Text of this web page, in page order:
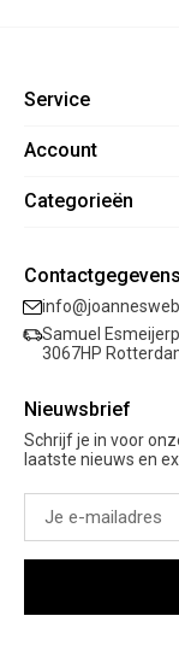
Service
Home
Veelgestelde vragen
Retourneren
Garantie
Account
Registreren
Mijn verlanglijst
Categorieën
Sale
Kleding
Schoenen
Cadeaubon
Contactgegevens
Samuel
3067HP
Nieuwsbrief
Schrijf je in voor
laatste nieuws en